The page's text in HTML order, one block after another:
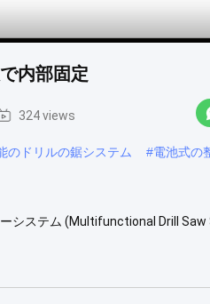
内部固定
324 views
のドリルの鋸システム #電池式の
システム (Multifunctional Drill